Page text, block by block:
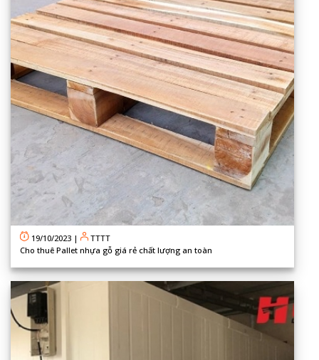
19/10/2023 |
TTTT
Cho thuê Pallet nhựa gỗ giá rẻ chất lượng an toàn